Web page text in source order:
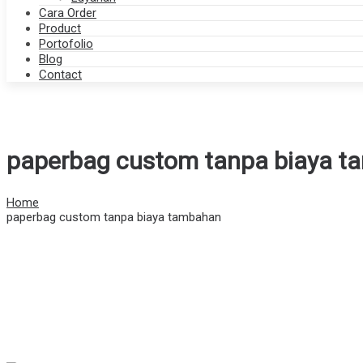
Cara Order
Product
Portofolio
Blog
Contact
paperbag custom tanpa biaya
Home
paperbag custom tanpa biaya tambahan